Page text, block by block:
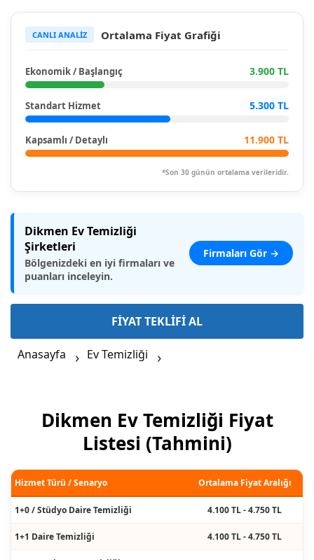
CANLI ANALİZ Ortalama Fiyat Grafiği
Ekonomik / Başlangıç 3.900 TL
Standart Hizmet 5.300 TL
Kapsamlı / Detaylı 11.900 TL
*Son 30 günün ortalama verileridir.
Dikmen Ev Temizliği
Şirketleri
Bölgenizdeki en iyi firmaları ve
puanları inceleyin.
Firmaları Gör →
FİYAT TEKLİFİ AL
Anasayfa Ev Temizliği
Dikmen Ev Temizliği Fiyat
Listesi (Tahmini)
Hizmet Türü / Senaryo Ortalama Fiyat Aralığı
1+0 / Stüdyo Daire Temizliği 4.100 TL - 4.750 TL
1+1 Daire Temizliği 4.100 TL - 4.750 TL